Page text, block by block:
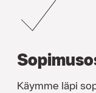
Käymme läpi